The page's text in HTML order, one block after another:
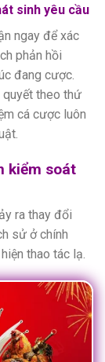
sinh yêu cầu
ngay để xác
phản hồi
đang cược.
theo thứ
cá cược luôn
kiểm soát
ra thay đổi
sử ở chính
thao tác lạ.